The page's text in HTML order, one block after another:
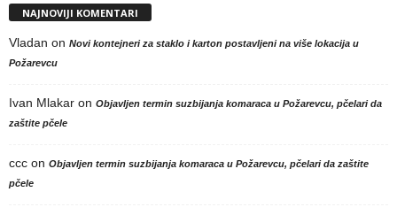
NAJNOVIJI KOMENTARI
Vladan on Novi kontejneri za staklo i karton postavljeni na više lokacija u
Požarevcu
Ivan Mlakar on Objavljen termin suzbijanja komaraca u Požarevcu, pčelari da
zaštite pčele
ccc on Objavljen termin suzbijanja komaraca u Požarevcu, pčelari da zaštite
pčele